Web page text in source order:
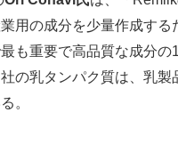
用の成分を少量作成する
も重要で高品質な成分の
の乳タンパク質は、乳製
。